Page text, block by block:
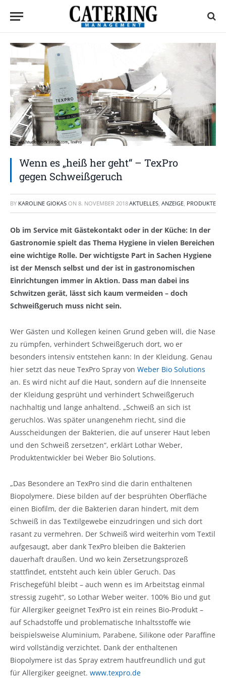
Wenn es „heiß her geht“ – TexPro
gegen Schweißgeruch
BY KAROLINE GIOKAS ON 8. NOVEMBER 2018AKTUELLES, ANZEIGE, PRODUKTE
Ob im Service mit Gästekontakt oder in der Küche: In der
Gastronomie spielt das Thema Hygiene in vielen Bereichen
eine wichtige Rolle. Der wichtigste Part in Sachen Hygiene
ist der Mensch selbst und der ist in gastronomischen
Einrichtungen immer in Aktion. Dass man dabei ins
Schwitzen gerät, lässt sich kaum vermeiden – doch
Schweißgeruch muss nicht sein.
Wer Gästen und Kollegen keinen Grund geben will, die Nase
zu rümpfen, verhindert Schweißgeruch dort, wo er
besonders intensiv entstehen kann: In der Kleidung. Genau
hier setzt das neue TexPro Spray von Weber Bio Solutions
an. Es wird nicht auf die Haut, sondern auf die Innenseite
der Kleidung gesprüht und verhindert Schweißgeruch
nachhaltig und lange anhaltend. „Schweiß an sich ist
geruchlos. Was später unangenehm riecht, sind die
Ausscheidungen der Bakterien, die auf unserer Haut leben
und den Schweiß zersetzen“, erklärt Lothar Weber,
Produktentwickler bei Weber Bio Solutions.
„Das Besondere an TexPro sind die darin enthaltenen
Biopolymere. Diese bilden auf der besprühten Oberfläche
einen Biofilm, der die Bakterien daran hindert, mit dem
Schweiß in das Textilgewebe einzudringen und sich dort
rasant zu vermehren. Der Schweiß wird weiterhin vom Textil
aufgesaugt, aber dank TexPro bleiben die Bakterien
dauerhaft draußen. Und wo kein Zersetzungsprozeß
stattfindet, entsteht auch kein übler Geruch. Das
Frischegefühl bleibt – auch wenn es im Arbeitstag einmal
stressig zugeht“, so Lothar Weber weiter. 100% Bio und gut
für Allergiker geeignet TexPro ist ein reines Bio-Produkt –
auf Schadstoffe und problematische Inhaltsstoffe wie
beispielsweise Aluminium, Parabene, Silikone oder Paraffine
wird vollständig verzichtet. Dank der enthaltenen
Biopolymere ist das Spray extrem hautfreundlich und gut
für Allergiker geeignet. www.texpro.de